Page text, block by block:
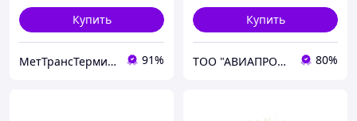
Купить
МетТрансТерминал 91%
Купить
ТОО "АВИАПРОМСТАЛЬ" 80%